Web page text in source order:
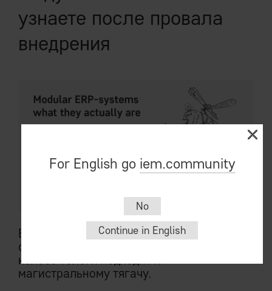
узнаете после провала
внедрения
ERP-парадигма так же ложится на
современный конкурентный бизнес, как
колесо телеги подходит к
магистральному тягачу.
For English go iem.community
No
Continue in English